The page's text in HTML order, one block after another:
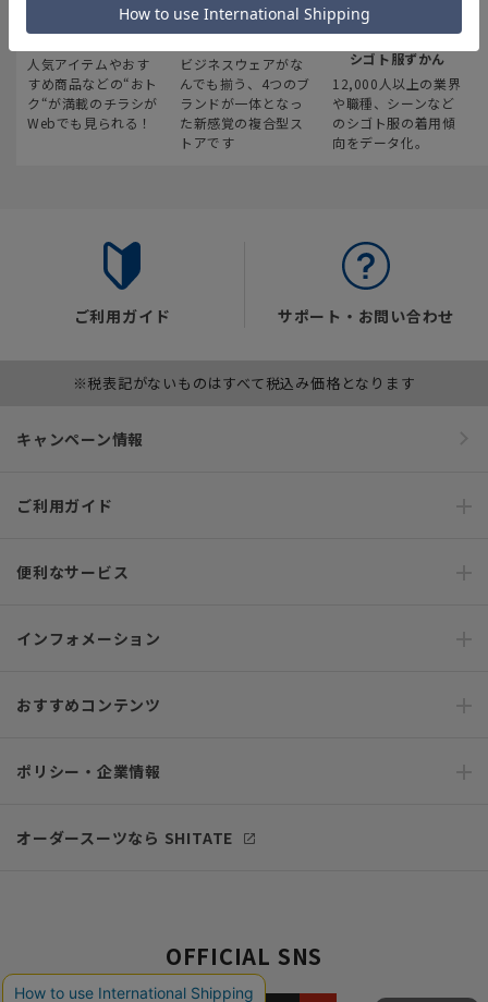
最新のお買い得情報
人気アイテムやおす
すめ商品などの“おト
ク“が満載のチラシが
Webでも見られる！
スーツスクエア
ビジネスウェアがな
んでも揃う、4つのブ
ランドが一体となっ
た新感覚の複合型ス
トアです
みんなの
シゴト服ずかん
12,000人以上の業界
や職種、シーンなど
のシゴト服の着用傾
向をデータ化。
ご利用ガイド サポート・お問い合わせ
※税表記がないものはすべて税込み価格となります
キャンペーン情報
ご利用ガイド
便利なサービス
インフォメーション
おすすめコンテンツ
ポリシー・企業情報
オーダースーツなら SHITATE
OFFICIAL SNS